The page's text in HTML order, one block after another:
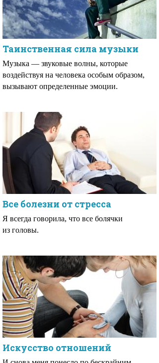
Таинственная сила музыки
Музыка — звуковые волны, которые
воздействуя на человека особым образом,
вызывают определенные эмоции.
Все болезни от стресса
Я всегда говорила, что все болячки
из головы.
Искусство отношений